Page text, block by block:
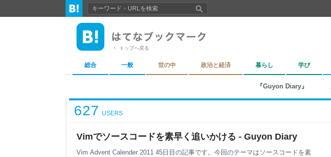
トップへ戻る
総合 一般 世の中 政治と経済 暮らし 学び
『Guyon Diary』
Vimでソースコードを素早く追いかける - Guyon Diary
627 USERS
Vim Advent Calender 2011 45日目の記事です。今回のテーマはソースコードを素